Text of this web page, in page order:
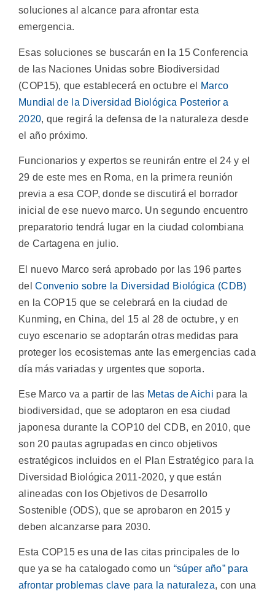
soluciones al alcance para afrontar esta
emergencia.
Esas soluciones se buscarán en la 15 Conferencia
de las Naciones Unidas sobre Biodiversidad
(COP15), que establecerá en octubre el
Marco
Mundial de la Diversidad Biológica Posterior a
2020, que regirá la defensa de la naturaleza desde
el año próximo.
Funcionarios y expertos se reunirán entre el 24 y el
29 de este mes en Roma, en la primera reunión
previa a esa COP, donde se discutirá el borrador
inicial de ese nuevo marco. Un segundo encuentro
preparatorio tendrá lugar en la ciudad colombiana
de Cartagena en julio.
El nuevo Marco será aprobado por las 196 partes
delConvenio sobre la Diversidad Biológica (CDB)
en la COP15 que se celebrará en la ciudad de
Kunming, en China, del 15 al 28 de octubre, y en
cuyo escenario se adoptarán otras medidas para
proteger los ecosistemas ante las emergencias cada
día más variadas y urgentes que soporta.
Ese Marco va a partir de las Metas de Aichi para la
biodiversidad, que se adoptaron en esa ciudad
japonesa durante la COP10 del CDB, en 2010, que
son 20 pautas agrupadas en cinco objetivos
estratégicos incluidos en el Plan Estratégico para la
Diversidad Biológica 2011-2020, y que están
alineadas con los Objetivos de Desarrollo
Sostenible (ODS), que se aprobaron en 2015 y
deben alcanzarse para 2030.
Esta COP15 es una de las citas principales de lo
que ya se ha catalogado como un “súper año” para
afrontar problemas clave para la naturaleza, con una